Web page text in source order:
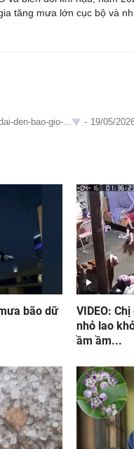
tăng mưa lớn cục bộ và
den-bao-gio-... - 19/05/
bão dữ
VIDEO:
nhỏ lao
ầm ầm...